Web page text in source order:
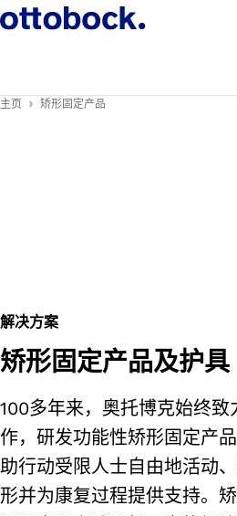
主页 矫形固定产品
解决方案
矫形固定产品及护具
100多年来，奥托博克始终
作，研发功能性矫形固定产
助行动受限人士自由地活动
形并为康复过程提供支持。